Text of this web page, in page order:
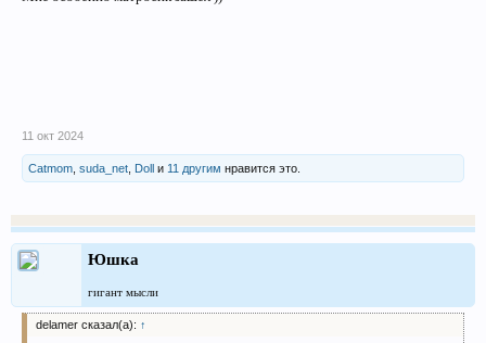
11 окт 2024
Catmom suda_net Doll и 11 другим нравится это.
Юшка
гигант мысли
delamer сказал(а): ↑